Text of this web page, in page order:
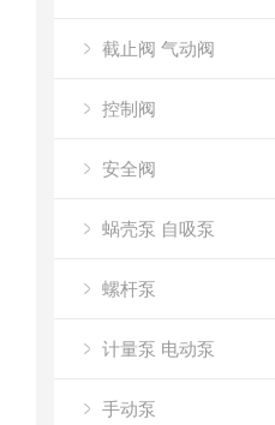
截止阀 气动阀
控制阀
安全阀
蜗壳泵 自吸泵
螺杆泵
计量泵 电动泵
手动泵